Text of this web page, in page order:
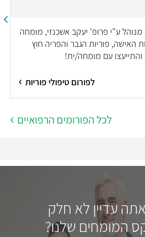
מנוהל ע"י פרופ' יעקב אשכנזי, מומחה
האישה, פוריות הגבר והפריה חוץ
והתייעצו עם מומחה/ית!
לפורום טיפולי פוריות
לכל הפורומים הרפואיים
עדיין לא חלק
המומחים שלנו?